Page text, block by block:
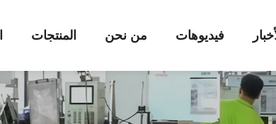
المنتجات من نحن فيديوهات